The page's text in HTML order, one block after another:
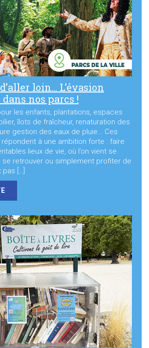
Gen’
loin… L’évasion
nos parcs !
les enfants, plantations, espaces
îlots de fraîcheur, renaturation des
gestion des eaux de pluie… Ces
à une ambition forte : faire
lieux de vie, où l’on vient se
se retrouver ou simplement profiter de
pas […]